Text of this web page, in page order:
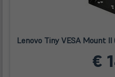
Lenovo Tiny VESA Mount II
€